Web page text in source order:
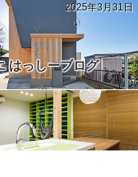
2025年3月31日
はっしーブログ